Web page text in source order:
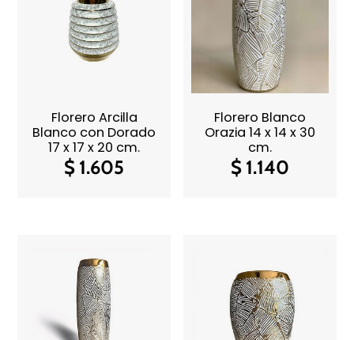
Florero Arcilla
Blanco con Dorado
17 x 17 x 20 cm.
$ 1.605
Florero Blanco
Orazia 14 x 14 x 30
cm.
$1.140